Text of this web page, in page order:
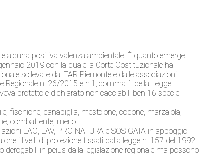
alcuna positiva valenza ambientale. È quanto emerge
2019 con la quale la Corte Costituzionale ha
sollevate dal TAR Piemonte e dalle associazioni
Regionale n. 26/2015 e n.1, comma 1 della Legge
protetto e dichiarato non cacciabili ben 16 specie
fischione, canapiglia, mestolone, codone, marzaiola,
combattente, merlo.
LAC, LAV, PRO NATURA e SOS GAIA in appoggio
i livelli di protezione fissati dalla legge n. 157 del 1992
derogabili in peius dalla legislazione regionale ma possono